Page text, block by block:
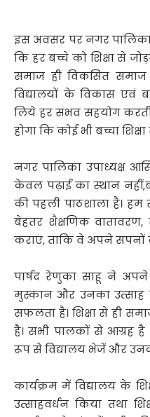
इस अवसर पर नगर पालिका
कि हर बच्चे को शिक्षा से
समाज ही विकसित
विद्यालयों के विकास
लिये हर संभव सहयोग
होगा कि कोई भी बच्चा
नगर पालिका उपाध्यक्ष
केवल पढ़ाई का स्थान
की पहली पाठशाला है। हम
बेहतर शैक्षणिक
कराएं, ताकि वे अपने
पार्षद रेणुका साहू ने
मुस्कान और उनका उत्साह
सफलता है। शिक्षा से ही
है। सभी पालकों से आग्रह
रूप से विद्यालय भेजें और
कार्यक्रम में विद्यालय के
उत्साहवर्धन किया तथा